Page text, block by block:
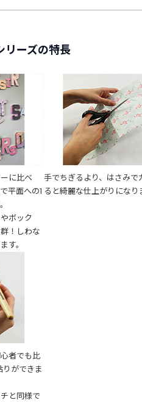
リーズの特長
に比べ
平面への1
ボック
！しわな
す。
手でちぎるより、はさみで
ると綺麗な仕上がりになり
者でも比
りができま
と同様で